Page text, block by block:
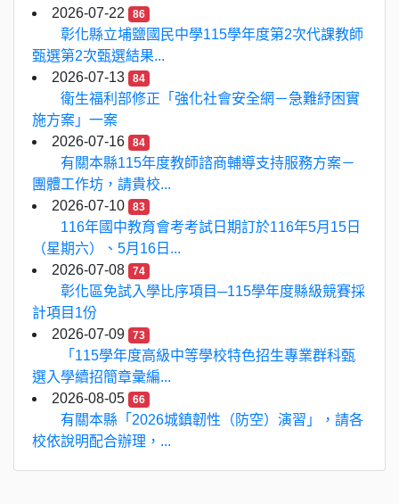
2026-07-22
86
彰化縣立埔鹽國民中學115學年度第2次代課教師
甄選第2次甄選結果...
2026-07-13
84
衛生福利部修正「強化社會安全網－急難紓困實
施方案」一案
2026-07-16
84
有關本縣115年度教師諮商輔導支持服務方案－
團體工作坊，請貴校...
2026-07-10
83
116年國中教育會考考試日期訂於116年5月15日
（星期六）、5月16日...
2026-07-08
74
彰化區免試入學比序項目─115學年度縣級競賽採
計項目1份
2026-07-09
73
「115學年度高級中等學校特色招生專業群科甄
選入學續招簡章彙編...
2026-08-05
66
有關本縣「2026城鎮韌性（防空）演習」，請各
校依說明配合辦理，...